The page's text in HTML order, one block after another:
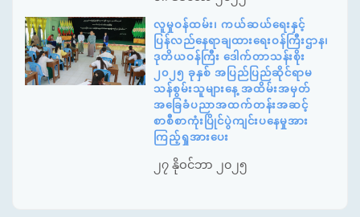
လူမှုဝန်ထမ်း၊ ကယ်ဆယ်ရေးနှင့်
ပြန်လည်နေရာချထားရေးဝန်ကြီးဌာန၊
ဒုတိယဝန်ကြီး ဒေါက်တာသန်းစိုး
၂၀၂၅ ခုနှစ် အပြည်ပြည်ဆိုင်ရာမ
သန်စွမ်းသူများနေ့ အထိမ်းအမှတ်
အခြေခံပညာအထက်တန်းအဆင့်
စာစီစာကုံးပြိုင်ပွဲကျင်းပနေမှုအား
ကြည့်ရှုအားပေး
၂၇ နိုဝင်ဘာ ၂၀၂၅